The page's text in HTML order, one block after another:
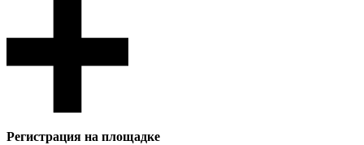
Регистрация на площадке